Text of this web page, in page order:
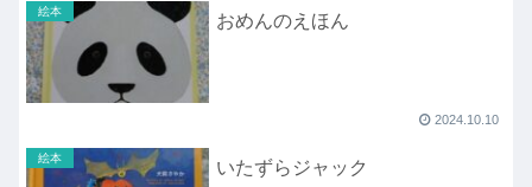
絵本 おめんのえほん
2024.10.10
絵本 いたずらジャック